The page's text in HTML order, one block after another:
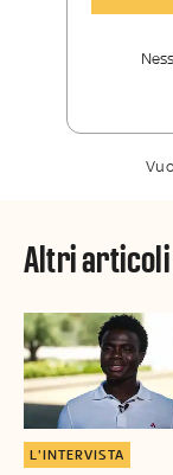
Altri
L'INTERVISTA